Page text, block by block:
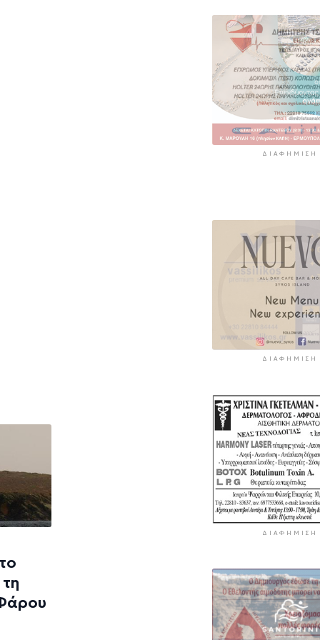
«Στάχτη»
στρέμματα
καλοκαίρι
7 ώρες 39 λεπτά
ΔΙΑΦΉΜΙΣΗ
ΔΙΑΦΉΜΙΣΗ
ΔΙΑΦΉΜΙΣΗ